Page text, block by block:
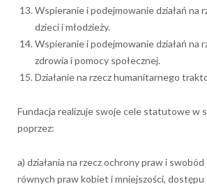
Wspieranie i podejmowanie działań na
dzieci i młodzieży.
Wspieranie i podejmowanie działań na
zdrowia i pomocy społecznej.
Działanie na rzecz humanitarnego
Fundacja realizuje swoje cele statutowe w
poprzez:
a) działania na rzecz ochrony praw i
równych praw kobiet i mniejszości,